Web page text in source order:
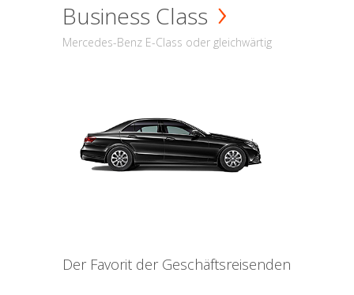
Business Class
Mercedes-Benz E-Class oder gleichwärtig
Der Favorit der Geschäftsreisenden